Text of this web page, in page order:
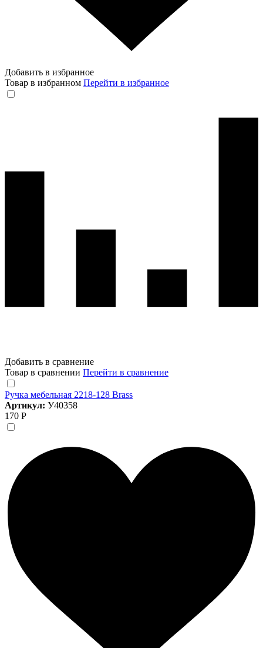
Добавить в избранное
Товар в избранном Перейти в избранное
Добавить в сравнение
Товар в сравнении Перейти в сравнение
Ручка мебельная 2218-128 Brass
Артикул: У40358
170 Р